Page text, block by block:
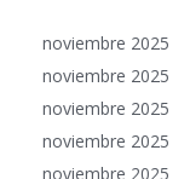
noviembre 2025
noviembre 2025
noviembre 2025
noviembre 2025
noviembre 2025